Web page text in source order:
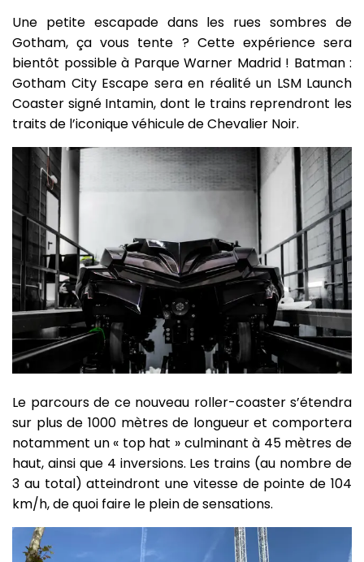
Une petite escapade dans les rues sombres de
Gotham, ça vous tente ? Cette expérience sera
bientôt possible à Parque Warner Madrid ! Batman :
Gotham City Escape sera en réalité un LSM Launch
Coaster signé Intamin, dont le trains reprendront les
traits de l’iconique véhicule de Chevalier Noir.
Le parcours de ce nouveau roller-coaster s’étendra
sur plus de 1000 mètres de longueur et comportera
notamment un « top hat » culminant à 45 mètres de
haut, ainsi que 4 inversions. Les trains (au nombre de
3 au total) atteindront une vitesse de pointe de 104
km/h, de quoi faire le plein de sensations.